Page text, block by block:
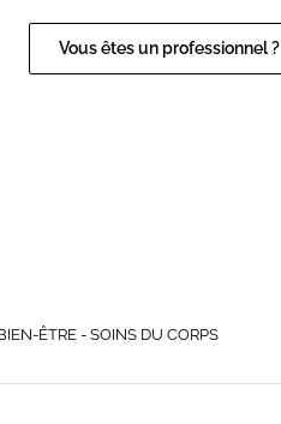
Vous êtes un professionnel ?
ÊTRE - SOINS DU CORPS